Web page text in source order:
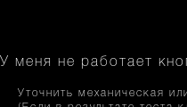
У меня не работает
Уточнить механическая